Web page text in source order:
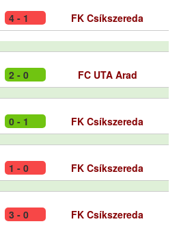
4 - 1 FK Csíkszereda
2 - 0 FC UTA Arad
0 - 1 FK Csíkszereda
1 - 0 FK Csíkszereda
3 - 0 FK Csíkszereda